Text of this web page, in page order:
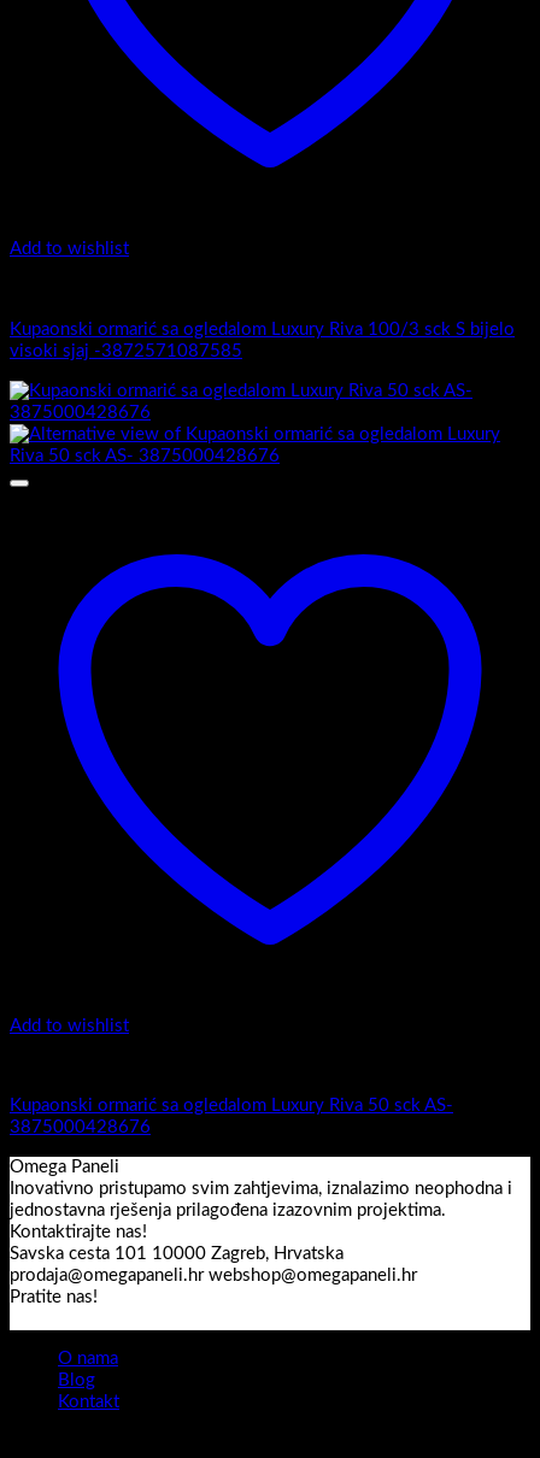
Add to wishlist
Kupaonski ormarić sa ogledalom Luxury Riva 100/3 sck S bijelo
visoki sjaj -3872571087585
Add to wishlist
Kupaonski ormarić sa ogledalom Luxury Riva 50 sck AS-
3875000428676
Omega Paneli
Inovativno pristupamo svim zahtjevima, iznalazimo neophodna i
jednostavna rješenja prilagođena izazovnim projektima.
Kontaktirajte nas!
Savska cesta 101 10000 Zagreb, Hrvatska
prodaja@omegapaneli.hr webshop@omegapaneli.hr
Pratite nas!
O nama
Blog
Kontakt